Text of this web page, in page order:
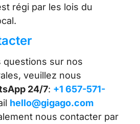
régi par les lois du
questions sur nos
veuillez nous
24/7: +1 657-571-
hello@gigago.com
nous contacter par